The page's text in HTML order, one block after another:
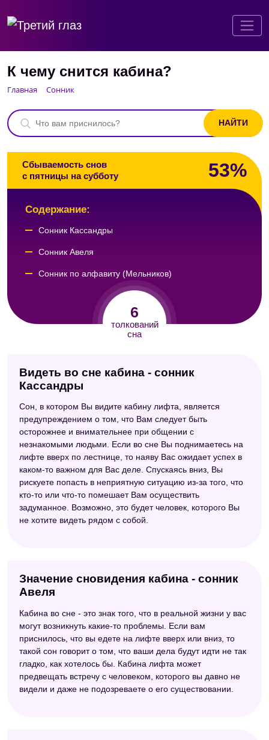
К чему снится кабина?
Главная Сонник
Сбываемость снов
с пятницы на субботу
53%
6
толкований
сна
Содержание:
Сонник Кассандры
Сонник Авеля
Сонник по алфавиту (Мельников)
Модернистский сонник
Сонник целительницы Федоровской
Видеть во сне кабина - сонник
Кассандры
Сон, в котором Вы видите кабину лифта, является
предупреждением о том, что Вам следует быть
осторожнее и внимательнее при общении с
незнакомыми людьми. Если во сне Вы поднимаетесь на
лифте вверх по лестнице, то наяву Вас ожидает успех в
каком-то важном для Вас деле. Спускаясь вниз, Вы
рискуете попасть в неприятную ситуацию из-за того, что
кто-то или что-то помешает Вам осуществить
задуманное. Возможно, это будет человек, которого Вы
не хотите видеть рядом с собой.
Значение сновидения кабина - сонник
Авеля
Кабина во сне - это знак того, что в реальной жизни у вас
могут возникнуть какие-то проблемы. Если вам
приснилось, что вы едете на лифте вверх или вниз, то
такой сон говорит о том, что ваши дела будут идти не так
гладко, как хотелось бы. Кабина лифта может
предвещать встречу с человеком, которого вы давно не
видели и даже не подозреваете о его существовании.